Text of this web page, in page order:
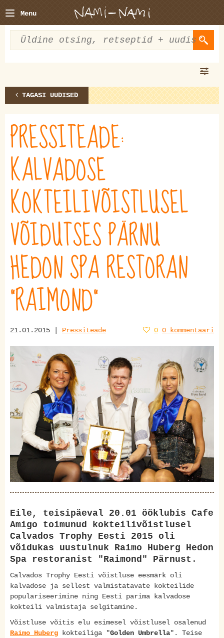
Menu
TAGASI UUDISED
PRESSITEADE:
KALVADOSE
KOKTEILIVÕISTLUSEL
VÕIDUTSES PÄRNU
HEDON SPA RESTORAN
"RAIMOND"
21.01.2015 | Pressiteade 0 0 kommentaari
Eile, teisipäeval 20.01 ööklubis Cafe
Amigo toimunud kokteilivõistlusel
Calvados Trophy Eesti 2015 oli
võidukas uustulnuk Raimo Huberg Hedon
Spa restoranist "Raimond" Pärnust .
Calvados Trophy Eesti võistluse eesmärk oli
kalvadose ja sellest valmistatavate kokteilide
populariseerimine ning Eesti parima kalvadose
kokteili valmistaja selgitamine.
Võistluse võitis elu esimesel võistlusel osalenud
Raimo Huberg kokteiliga "Golden Umbrella". Teise